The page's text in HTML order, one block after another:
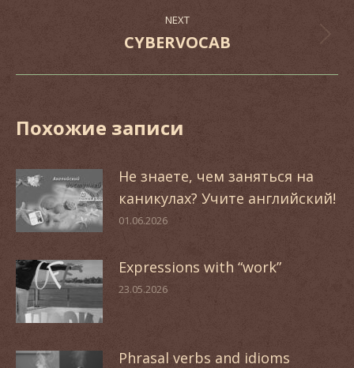
NEXT
Next
CYBERVOCAB
Похожие записи
Не знаете, чем заняться на
каникулах? Учите английский!
01.06.2026
Expressions with “work”
23.05.2026
Phrasal verbs and idioms